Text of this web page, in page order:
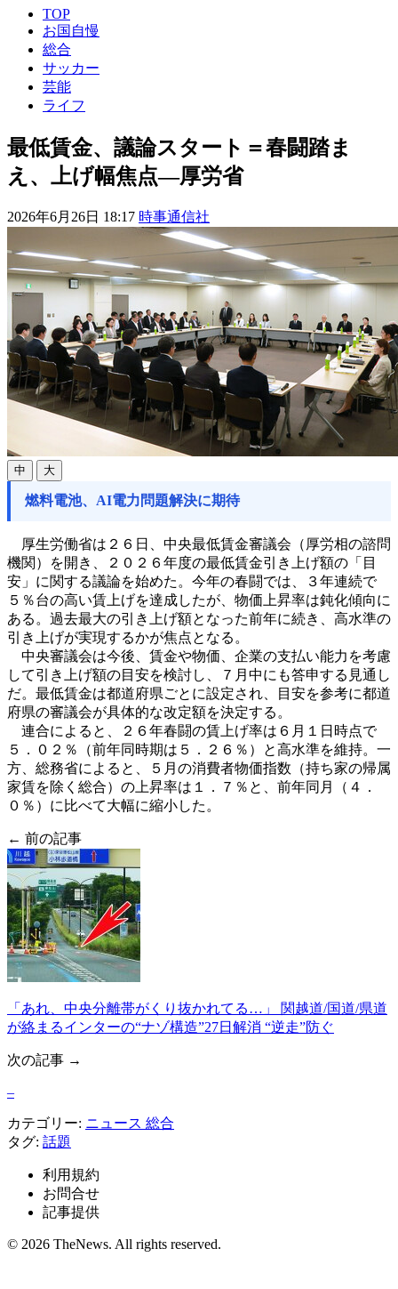
TOP
お国自慢
総合
サッカー
芸能
ライフ
最低賃金、議論スタート＝春闘踏ま
え、上げ幅焦点―厚労省
2026年6月26日 18:17 時事通信社
中 大
燃料電池、AI電力問題解決に期待
厚生労働省は２６日、中央最低賃金審議会（厚労相の諮問
機関）を開き、２０２６年度の最低賃金引き上げ額の「目
安」に関する議論を始めた。今年の春闘では、３年連続で
５％台の高い賃上げを達成したが、物価上昇率は鈍化傾向に
ある。過去最大の引き上げ額となった前年に続き、高水準の
引き上げが実現するかが焦点となる。
中央審議会は今後、賃金や物価、企業の支払い能力を考慮
して引き上げ額の目安を検討し、７月中にも答申する見通し
だ。最低賃金は都道府県ごとに設定され、目安を参考に都道
府県の審議会が具体的な改定額を決定する。
連合によると、２６年春闘の賃上げ率は６月１日時点で
５．０２％（前年同時期は５．２６％）と高水準を維持。一
方、総務省によると、５月の消費者物価指数（持ち家の帰属
家賃を除く総合）の上昇率は１．７％と、前年同月（４．
０％）に比べて大幅に縮小した。
← 前の記事
「あれ、中央分離帯がくり抜かれてる…」 関越道/国道/県道
が絡まるインターの“ナゾ構造”27日解消 “逆走”防ぐ
次の記事 →
–
カテゴリー: ニュース 総合
タグ: 話題
利用規約
お問合せ
記事提供
© 2026 TheNews. All rights reserved.